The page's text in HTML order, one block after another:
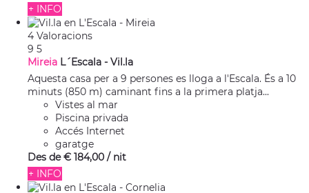
+ INFO
4 Valoracions
9 5
Mireia L´Escala - Vil.la
Aquesta casa per a 9 persones es lloga a l'Escala. És a 10
minuts (850 m) caminant fins a la primera platja...
Vistes al mar
Piscina privada
Accés Internet
garatge
Des de € 184,00 / nit
+ INFO